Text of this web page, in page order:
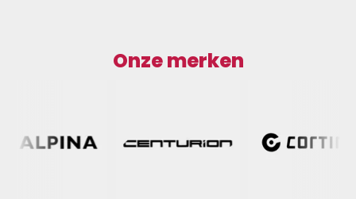
Onze merken